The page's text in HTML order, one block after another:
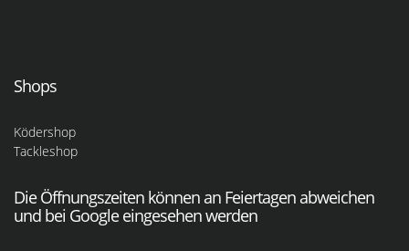
Shops
Ködershop
Tackleshop
Die Öffnungszeiten können an Feiertagen abweichen
und bei Google eingesehen werden